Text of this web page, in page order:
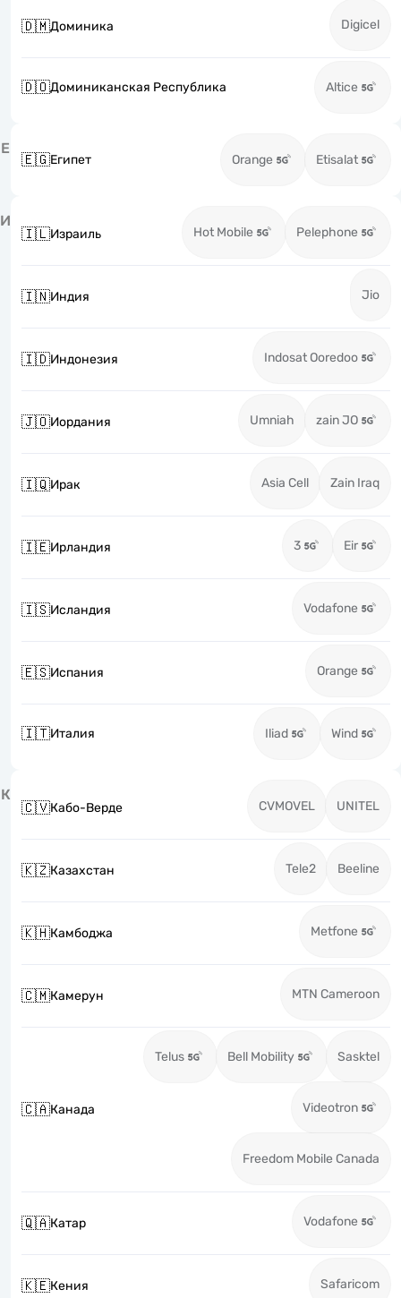
🇩🇲Доминика Digicel
🇩🇴Доминиканская Республика Altice
Е
🇪🇬Египет Orange Etisalat
И
🇮🇱Израиль Hot Mobile Pelephone
🇮🇳Индия Jio
🇮🇩Индонезия Indosat Ooredoo
🇯🇴Иордания Umniah zain JO
🇮🇶Ирак Asia Cell Zain Iraq
🇮🇪Ирландия 3 Eir
🇮🇸Исландия Vodafone
🇪🇸Испания Orange
🇮🇹Италия Iliad Wind
К
🇨🇻Кабо-Верде CVMOVEL UNITEL
🇰🇿Казахстан Tele2 Beeline
🇰🇭Камбоджа Metfone
🇨🇲Камерун MTN Cameroon
🇨🇦Канада
Telus Bell Mobility Sasktel
Videotron
Freedom Mobile Canada
🇶🇦Катар Vodafone
🇰🇪Кения Safaricom